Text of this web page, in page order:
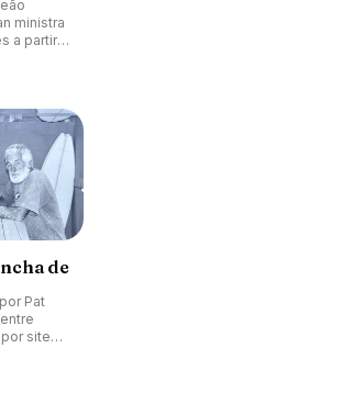
ministra
a partir
em
de
Pat
site
é